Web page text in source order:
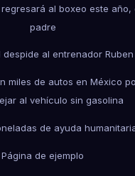
al boxeo este año,
padre
al entrenador Ruben
miles de autos en México
al vehículo sin gasolina
de ayuda
Página de ejemplo